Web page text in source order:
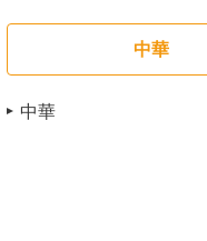
中華
中華